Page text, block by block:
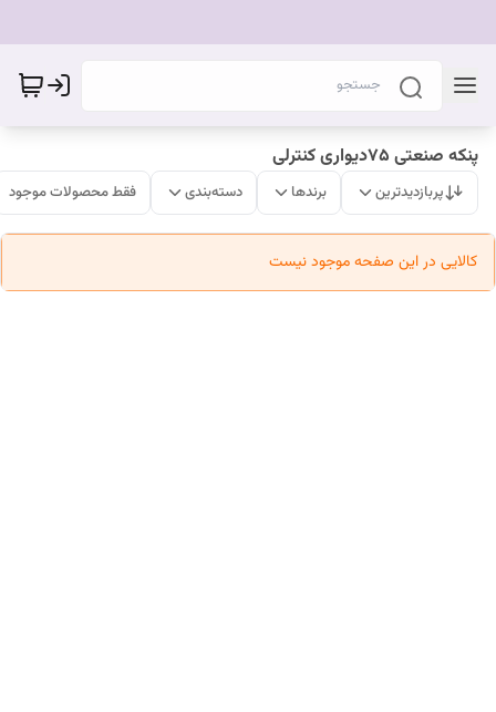
پنکه صنعتی ۷۵دیواری کنترلی
پربازدیدترین برندها دسته‌بندی فقط محصولات موجود
کالایی در این صفحه موجود نیست